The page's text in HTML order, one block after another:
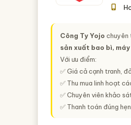
Công Ty Yojo chuyên
sản xuất bao bì,
Với ưu điểm:
✅ Giá cả cạnh tranh,
✅ Thu mua linh hoạt
✅ Chuyên viên khảo
✅ Thanh toán đúng